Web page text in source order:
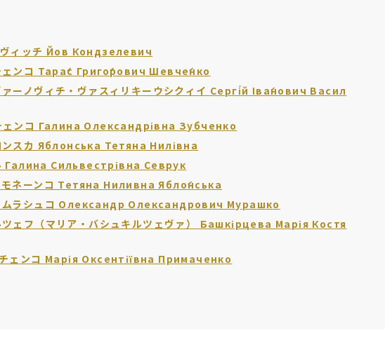
ヴィッチ Йов Кондзелевич
ェンコ Тара́с Григо́рович Шевче́нко
ァーノヴィチ・ヴァスィリキーウシクィイ Сергі́й Іва́нович Васил
ェンコ Галина Олександрівна Зубченко
ンスカ Яблонська Тетяна Нилівна
Галина Сильвестрівна Севрук
モネーンコ Тетяна Ниливна Ябло́нська
ムラシュコ Олександр Олександрович Мурашко
ツェフ（マリア・バシュキルツェヴァ） Башкірцева Марія Костя
チェンコ Марія Оксентіївна Примаченко